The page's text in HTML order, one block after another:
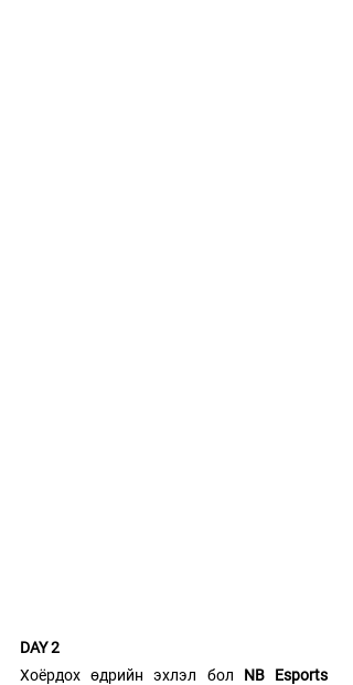
DAY 2
Хоёрдох өдрийн эхлэл бол NB Esports